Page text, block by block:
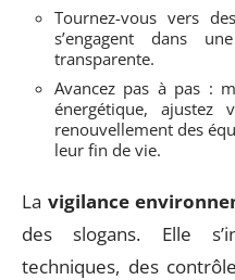
Tournez-vous vers des
s’engagent dans
transparente.
Avancez pas à pas :
énergétique,
renouvellement des
leur fin de vie.
La vigilance
des slogans. Elle
techniques, des